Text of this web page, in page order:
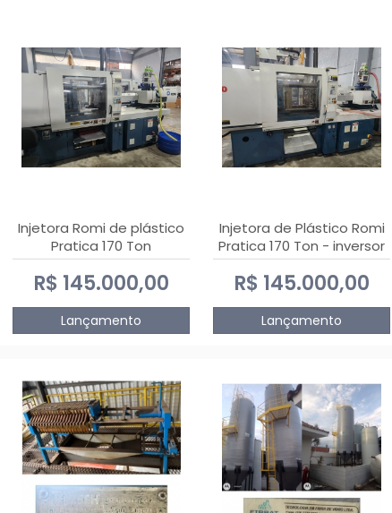
Injetora Romi de plástico
Pratica 170 Ton
R$ 145.000,00
Lançamento
Injetora de Plástico Romi
Pratica 170 Ton - inversor
de frequência NR 12
R$ 145.000,00
Lançamento